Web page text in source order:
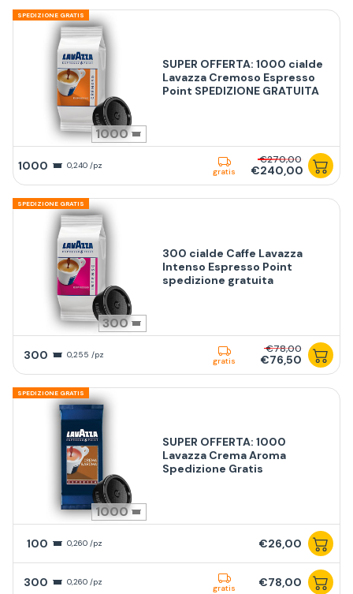
SPEDIZIONE GRATIS
1000
SUPER OFFERTA: 1000 cialde
Lavazza Cremoso Espresso
Point SPEDIZIONE GRATUITA
1000 0,240 /pz
gratis
€270,00
€240,00
SPEDIZIONE GRATIS
300
300 cialde Caffe Lavazza
Intenso Espresso Point
spedizione gratuita
300 0,255 /pz
gratis
€78,00
€76,50
SPEDIZIONE GRATIS
1000
SUPER OFFERTA: 1000
Lavazza Crema Aroma
Spedizione Gratis
100 0,260 /pz €26,00
300 0,260 /pz
gratis €78,00